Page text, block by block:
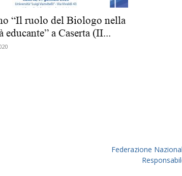
“Il ruolo del Biologo nella
educante” a Caserta (II...
Federazione